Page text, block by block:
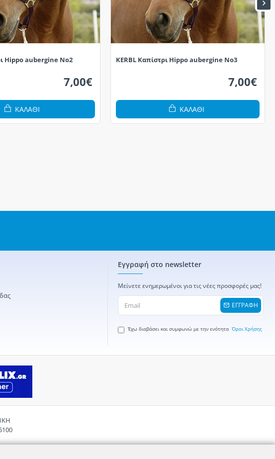
Hippo aubergine No2
7,00€
ΚΑΛΆΘΙ
KERBL Καπίστρι Hippo aubergine No3
7,00€
ΚΑΛΆΘΙ
Εγγραφή στο newsletter
Μείνετε ενημερωμένοι για τις νέες προσφορές μας!
ΕΓΓΡΑΦΗ
Έχω διαβάσει και συμφωνώ με την ενότητα Όροι Χρήσης